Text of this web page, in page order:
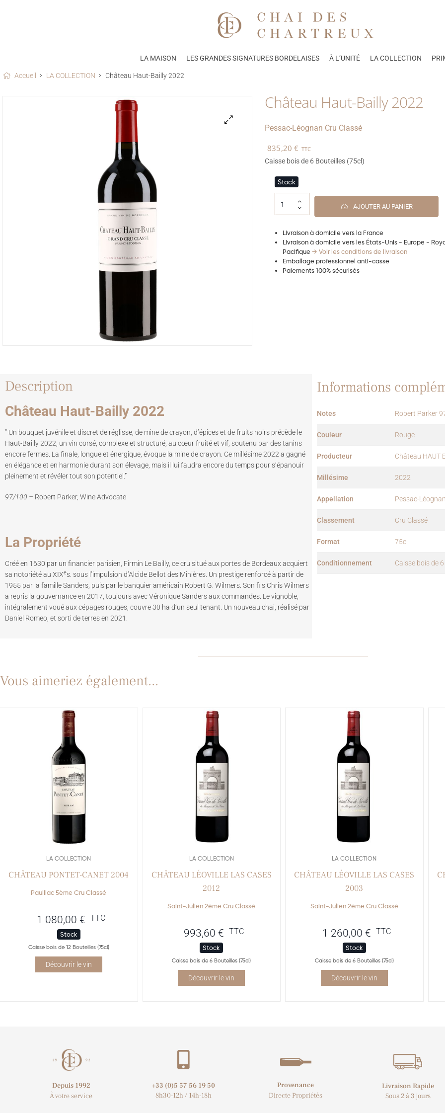
LA MAISON LES GRANDES SIGNATURES BORDELAISES À L’UNITÉ LA COLLECTION
Accueil LA COLLECTION Château Haut-Bailly 2022
Château Haut-Bailly 2022
Pessac-Léognan Cru Classé
835,20€ TTC
Caisse bois de 6 Bouteilles (75cl)
Stock
AJOUTER AU PANIER
Livraison à domicile vers la France
Livraison à domicile vers les États-Unis - Europe -
Pacifique → Voir les conditions de livraison
Emballage professionnel anti-casse
Paiements 100% sécurisés
Description
Château Haut-Bailly 2022
” Un bouquet juvénile et discret de réglisse, de mine de crayon, d’épices et de fruits noirs précède le
Haut-Bailly 2022, un vin corsé, complexe et structuré, au cœur fruité et vif, soutenu par des tanins
encore fermes. La finale, longue et énergique, évoque la mine de crayon. Ce millésime 2022 a gagné
en élégance et en harmonie durant son élevage, mais il lui faudra encore du temps pour s’épanouir
pleinement et révéler tout son potentiel.”
97/100 – Robert Parker, Wine Advocate
La Propriété
Créé en 1630 par un financier parisien, Firmin Le Bailly, ce cru situé aux portes de Bordeaux acquiert
sa notoriété au XIXes. sous l’impulsion d’Alcide Bellot des Minières. Un prestige renforcé à partir de
1955 par la famille Sanders, puis par le banquier américain Robert G. Wilmers. Son fils Chris Wilmers
a repris la gouvernance en 2017, toujours avec Véronique Sanders aux commandes. Le vignoble,
intégralement voué aux cépages rouges, couvre 30 ha d’un seul tenant. Un nouveau chai, réalisé par
Daniel Romeo, et sorti de terres en 2021.
Informations
Notes Robert Parker
Couleur Rouge
Producteur Château HAUT
Millésime 2022
Appellation Pessac-Léognan
Classement Cru Classé
Format 75cl
Conditionnement Caisse bois de
Vous aimeriez également...
LA COLLECTION
CHÂTEAU PONTET-CANET 2004
Pauillac 5ème Cru Classé
1 080,00€ TTC
Stock
Caisse bois de 12 Bouteilles (75cl)
Découvrir le vin
LA COLLECTION
CHÂTEAU LÉOVILLE LAS CASES
2012
Saint-Julien 2ème Cru Classé
993,60€ TTC
Stock
Caisse bois de 6 Bouteilles (75cl)
Découvrir le vin
LA COLLECTION
CHÂTEAU LÉOVILLE LAS CASES
2003
Saint-Julien 2ème Cru Classé
1 260,00€ TTC
Stock
Caisse bois de 6 Bouteilles (75cl)
Découvrir le vin
Depuis 1992
À votre service
+33 (0)5 57 56 19 50​
8h30-12h / 14h-18h
Provenance
Directe Propriétés
Livraison Rapide
Sous 2 à 3 jours